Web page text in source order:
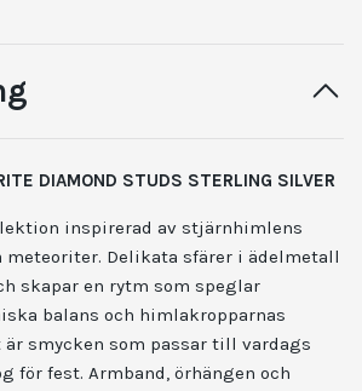
DIAMOND STUDS STERLING SILVER
inspirerad av stjärnhimlens
meteoriter. Delikata sfärer i ädelmetall
skapar en rytm som speglar
balans och himlakropparnas
är smycken som passar till vardags
för fest. Armband, örhängen och